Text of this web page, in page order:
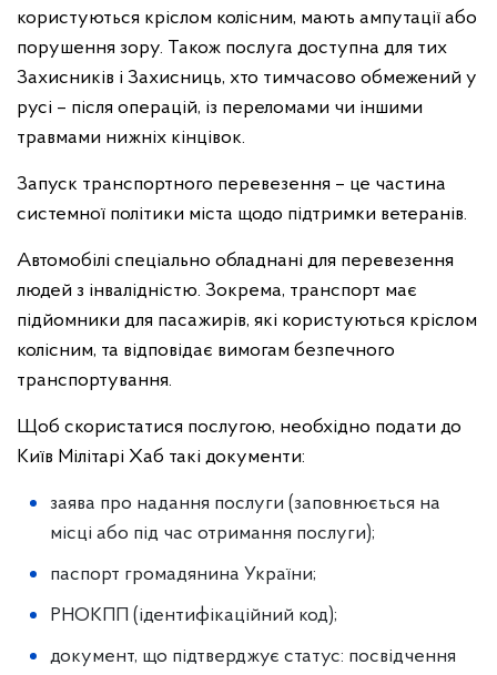
користуються кріслом колісним, мають ампутації або
порушення зору. Також послуга доступна для тих
Захисників і Захисниць, хто тимчасово обмежений у
русі – після операцій, із переломами чи іншими
травмами нижніх кінцівок.
Запуск транспортного перевезення – це частина
системної політики міста щодо підтримки ветеранів.
Автомобілі спеціально обладнані для перевезення
людей з інвалідністю. Зокрема, транспорт має
підйомники для пасажирів, які користуються кріслом
колісним, та відповідає вимогам безпечного
транспортування.
Щоб скористатися послугою, необхідно подати до
Київ Мілітарі Хаб такі документи:
заява про надання послуги (заповнюється на
місці або під час отримання послуги);
паспорт громадянина України;
РНОКПП (ідентифікаційний код);
документ, що підтверджує статус: посвідчення